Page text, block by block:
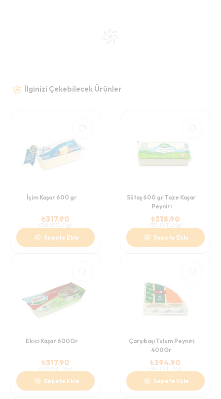
İlginizi Çekebilecek Ürünler
İçim Kaşar 600 gr
₺317.90
Sepete Ekle
Sütaş 600 gr Taze Kaşar
Peyniri
₺318.90
Sepete Ekle
Ekici Kaşar 600Gr
₺317.90
Sepete Ekle
Çarşıbaşı Tulum Peyniri
400Gr
₺394.90
Sepete Ekle